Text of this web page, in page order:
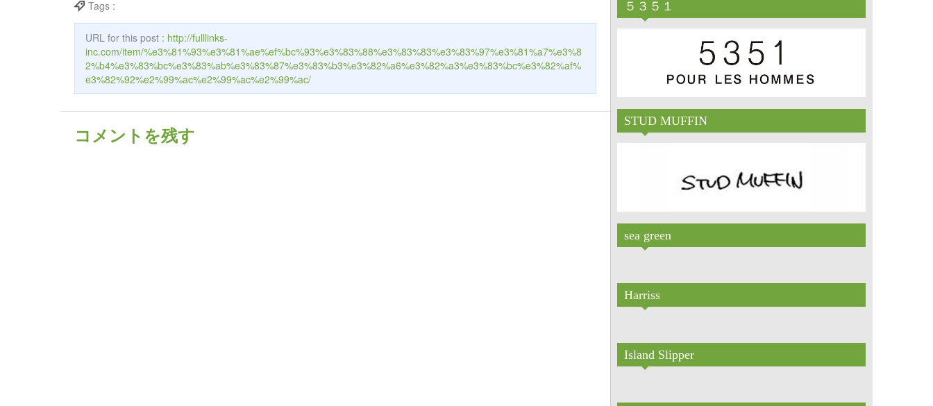
Tags :
URL for this post : http://fulllinks-
inc.com/item/%e3%81%93%e3%81%ae%ef%bc%93%e3%83%88%e3%83%83%e3%83%97%e3%81%a7%e3%8
2%b4%e3%83%bc%e3%83%ab%e3%83%87%e3%83%b3%e3%82%a6%e3%82%a3%e3%83%bc%e3%82%af%
e3%82%92%e2%99%ac%e2%99%ac%e2%99%ac/
コメントを残す
５３５１
STUD MUFFIN
sea green
Harriss
Island Slipper